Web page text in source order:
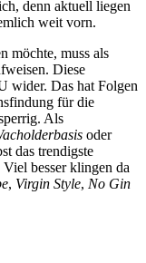
denn aktuell liegen
weit vorn.
möchte, muss als
Diese
wider. Das hat Folgen
für die
Als
oder
das trendigste
besser klingen da
, Virgin Style, No Gin